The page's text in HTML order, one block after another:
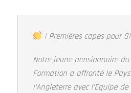
| Premières capes pour
Notre jeune pensionnaire
Formation a affronté le
l’Angleterre avec l’Equipe de